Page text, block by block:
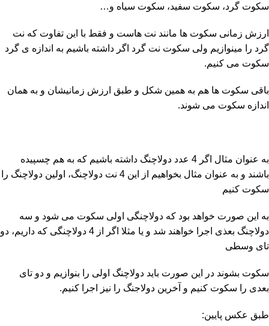
سکوت گرد، سکوت سفید، سکوت سیاه و…
ارزش زمانی سکوت ها مانند نت هاست و فقط با این تفاوت که نت
گرد را مینوازیم ولی سکوت نت گرد اگر داشته باشیم به اندازه ی گرد
سکوت می کنیم.
باقی سکوت ها هم به همین شکل و طبق ارزش زمانیشان و به همان
اندازه سکوت می شوند.
به عنوان مثال اگر 4 عدد دولاچنگ داشته باشیم که به هم چسپیده
باشند و به عنوان مثال بخواهیم از این 4 نت دولاچنگ، اولین دولاچنگ را
سکوت کنیم
به این صورت خواهد بود که دولاچنگی اولی سکوت می شود و سه
دولاچنگ بعذی اجرا خواهند شد و یا مثلا اگر از 4 دولاچنگی که داریم، دو
تای وسطی
سکوت بشوند در این صورت باید دولاچنگ اولی را بنوازیم و دو تای
بعدی را سکوت کنیم و آخرین دولاجنگ را نیز اجرا کنیم.
طبق عکس پایین: